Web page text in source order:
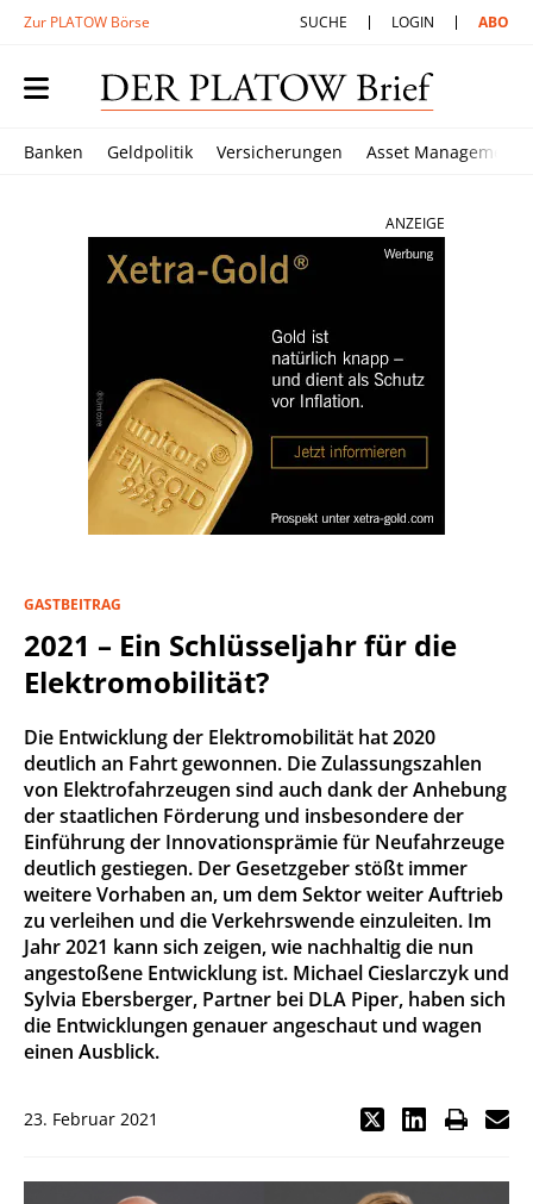
Zur PLATOW Börse SUCHE LOGIN ABO
Banken Geldpolitik Versicherungen Asset Management
ANZEIGE
GASTBEITRAG
2021 – Ein Schlüsseljahr für die
Elektromobilität?
Die Entwicklung der Elektromobilität hat 2020
deutlich an Fahrt gewonnen. Die Zulassungszahlen
von Elektrofahrzeugen sind auch dank der Anhebung
der staatlichen Förderung und insbesondere der
Einführung der Innovationsprämie für Neufahrzeuge
deutlich gestiegen. Der Gesetzgeber stößt immer
weitere Vorhaben an, um dem Sektor weiter Auftrieb
zu verleihen und die Verkehrswende einzuleiten. Im
Jahr 2021 kann sich zeigen, wie nachhaltig die nun
angestoßene Entwicklung ist. Michael Cieslarczyk und
Sylvia Ebersberger, Partner bei DLA Piper, haben sich
die Entwicklungen genauer angeschaut und wagen
einen Ausblick.
23. Februar 2021